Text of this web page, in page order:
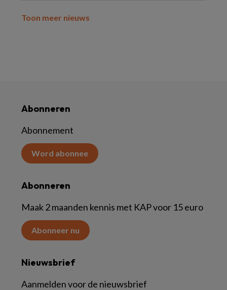
Toon meer nieuws
Abonneren
Abonnement
Word abonnee
Abonneren
Maak 2 maanden kennis met KAP voor 15 euro
Abonneer nu
Nieuwsbrief
Aanmelden voor de nieuwsbrief